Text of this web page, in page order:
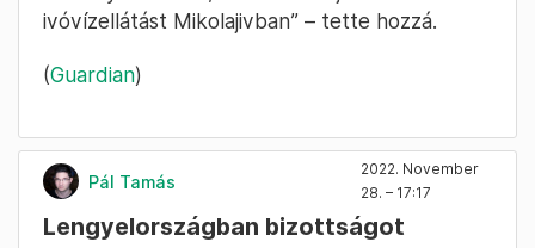
ivóvízellátást Mikolajivban” – tette hozzá.
(Guardian)
Pál Tamás
2022. November
28. – 17:17
Lengyelországban bizottságot